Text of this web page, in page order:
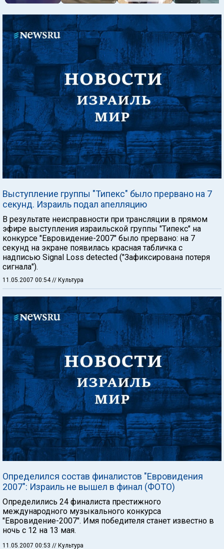
Выступление группы "Типекс" было прервано на 7
секунд. Израиль подал апелляцию
В результате неисправности при трансляции в прямом
эфире выступления израильской группы "Типекс" на
конкурсе "Евровидение-2007" было прервано: на 7
секунд на экране появилась красная табличка с
надписью Signal Loss detected ("Зафиксирована потеря
сигнала").
11.05.2007 00:54// Культура
Определился состав финалистов "Евровидения
2007": Израиль не вышел в финал (ФОТО)
Определились 24 финалиста престижного
международного музыкального конкурса
"Евровидение-2007". Имя победителя станет известно в
ночь с 12 на 13 мая.
11.05.2007 00:53 // Культура